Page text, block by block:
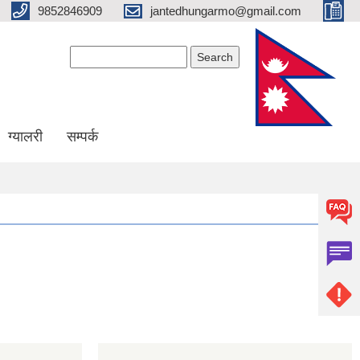
9852846909 jantedhungarmo@gmail.com
ग्यालरी सम्पर्क